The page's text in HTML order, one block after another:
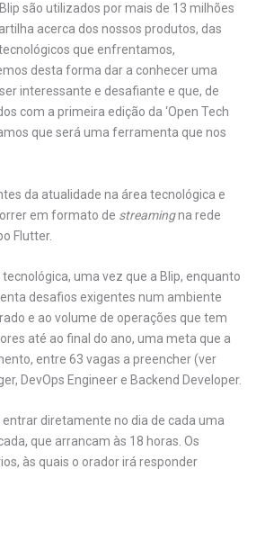
são utilizados por mais de 13 milhões
acerca dos nossos produtos, das
que enfrentamos,
desta forma dar a conhecer uma
interessante e desafiante e que, de
com a primeira edição da ‘Open Tech
que será uma ferramenta que nos
da atualidade na área tecnológica e
em formato de streamingna rede
Flutter.
uma vez que a Blip, enquanto
desafios exigentes num ambiente
e ao volume de operações que tem
até ao final do ano, uma meta que a
entre 63 vagas a preencher (ver
DevOps Engineer e Backend Developer.
entrar diretamente no dia de cada uma
que arrancam às 18 horas. Os
às quais o orador irá responder